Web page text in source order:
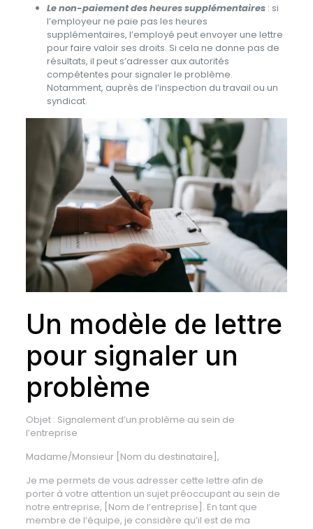
Le non-paiement des heures supplémentaires: si
l’employeur ne paie pas les heures
supplémentaires, l’employé peut envoyer une lettre
pour faire valoir ses droits. Si cela ne donne pas de
résultats, il peut s’adresser aux autorités
compétentes pour signaler le problème.
Notamment, auprès de l’inspection du travail ou un
syndicat.
Un modèle de lettre
pour signaler un
problème
Objet : Signalement d’un problème au sein de
l’entreprise
Madame/Monsieur [Nom du destinataire],
Je me permets de vous adresser cette lettre afin de
porter à votre attention un sujet préoccupant au sein de
notre entreprise, [Nom de l’entreprise]. En tant que
membre de l’équipe, je considère qu’il est de ma